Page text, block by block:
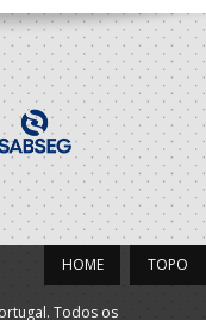
F
F
TOPO
HOME
Todos os